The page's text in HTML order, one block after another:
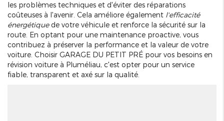
les problèmes techniques et d'éviter des réparations
coûteuses à l'avenir. Cela améliore également l'efficacité
énergétiquede votre véhicule et renforce la sécurité sur la
route. En optant pour une maintenance proactive, vous
contribuez à préserver la performance et la valeur de votre
voiture. Choisir GARAGE DU PETIT PRÉ pour vos besoins en
révision voiture à Pluméliau, c'est opter pour un service
fiable, transparent et axé sur la qualité.